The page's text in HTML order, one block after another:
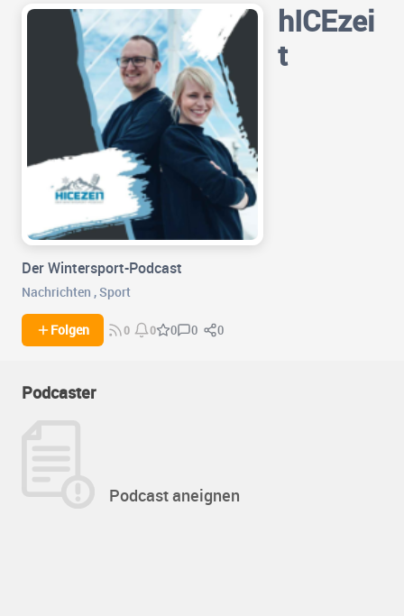
hICEzei
t
Der Wintersport-Podcast
Nachrichten ,Sport
Folgen 0 0 0 0 0
Podcaster
Podcast aneignen